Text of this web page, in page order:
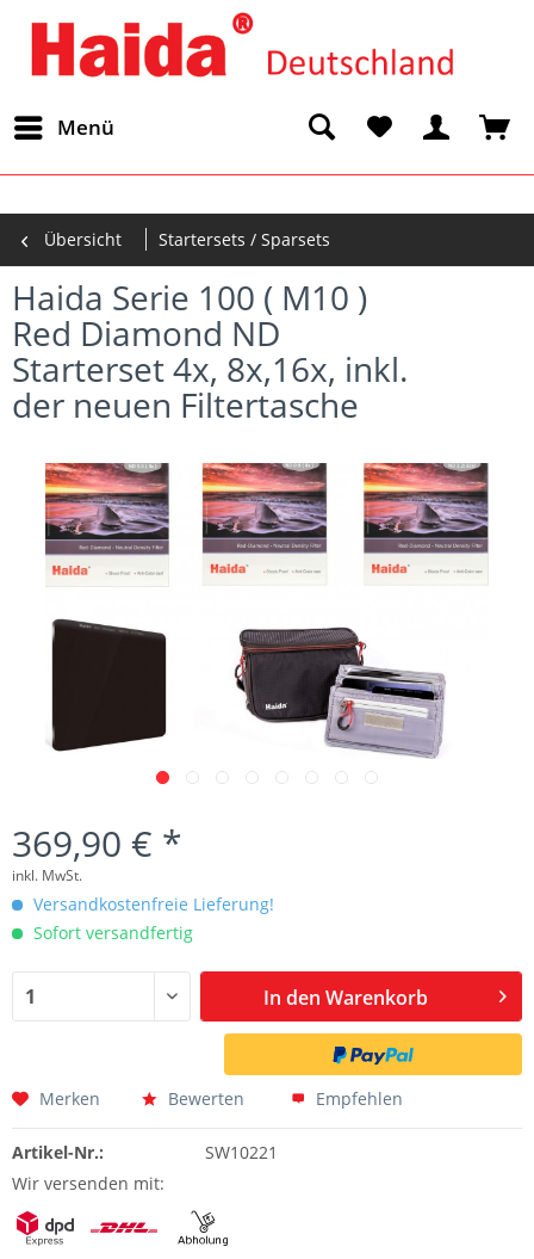
Menü
Übersicht Startersets / Sparsets
Haida Serie 100 ( M10 )
Red Diamond ND
Starterset 4x, 8x,16x, inkl.
der neuen Filtertasche
369,90 € *
inkl. MwSt.
Versandkostenfreie Lieferung!
Sofort versandfertig
In den Warenkorb
Merken Bewerten Empfehlen
Artikel-Nr.:
SW10221
Wir versenden mit: